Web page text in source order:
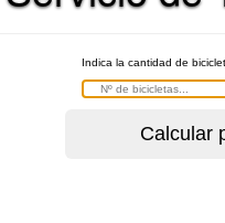
Indica la cantidad de